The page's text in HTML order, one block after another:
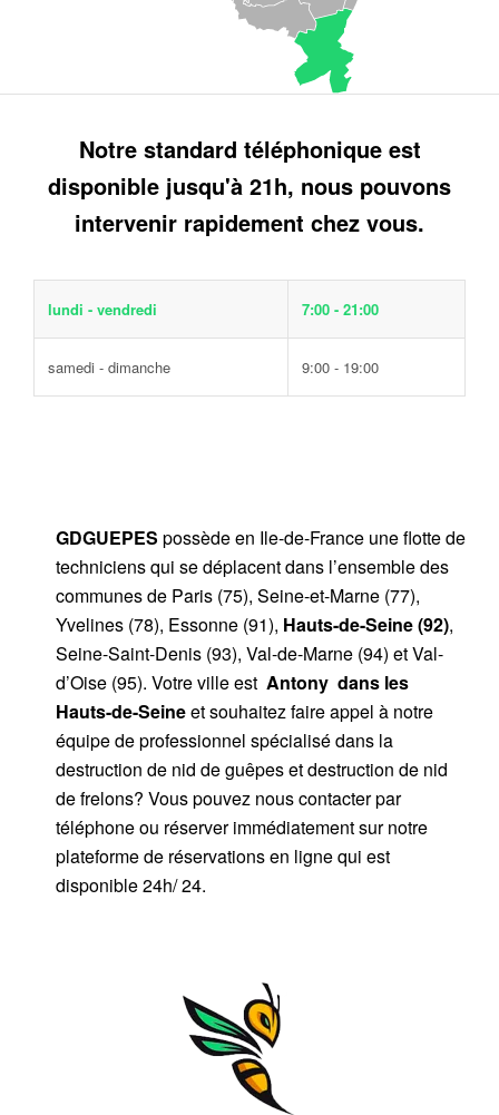
Notre standard téléphonique est
disponible jusqu'à 21h, nous pouvons
intervenir rapidement chez vous.
lundi - vendredi 7:00 - 21:00
samedi - dimanche 9:00 - 19:00
GDGUEPES possède en Ile-de-France une flotte de
techniciens qui se déplacent dans l’ensemble des
communes de Paris (75), Seine-et-Marne (77),
Yvelines (78), Essonne (91), Hauts-de-Seine (92),
Seine-Saint-Denis (93), Val-de-Marne (94) et Val-
d’Oise (95). Votre ville est Antony dans les
Hauts-de-Seineet souhaitez faire appel à notre
équipe de professionnel spécialisé dans la
destruction de nid de guêpes et destruction de nid
de frelons? Vous pouvez nous contacter par
téléphone ou réserver immédiatement sur notre
plateforme de réservations en ligne qui est
disponible 24h/ 24.